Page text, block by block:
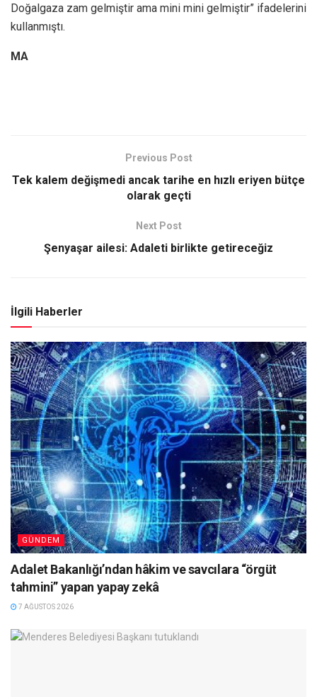
Doğalgaza zam gelmiştir ama mini mini gelmiştir” ifadelerini
kullanmıştı.
MA
Previous Post
Tek kalem değişmedi ancak tarihe en hızlı eriyen bütçe
olarak geçti
Next Post
Şenyaşar ailesi: Adaleti birlikte getireceğiz
İlgili Haberler
GÜNDEM
Adalet Bakanlığı’ndan hâkim ve savcılara “örgüt
tahmini” yapan yapay zekâ
7 AĞUSTOS 2026